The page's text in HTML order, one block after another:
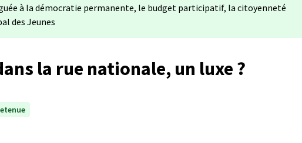
à la démocratie permanente, le budget participatif, la citoyenneté
des Jeunes
la rue nationale, un luxe ?